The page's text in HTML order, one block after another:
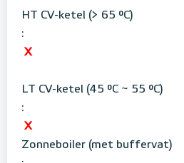
HT CV-ketel (> 65 °C)
:
X
LT CV-ketel (45 °C ~ 55 °C)
:
X
Zonneboiler (met buffervat)